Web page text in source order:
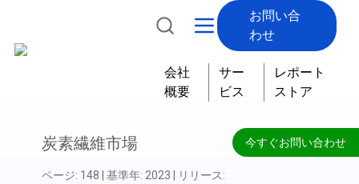
お問い合
わせ
会社
概要
サー
ビス
レポート
ストア
今すぐお問い合わせ
炭素繊維市場
ページ: 148 基準年: 2023 リリース: